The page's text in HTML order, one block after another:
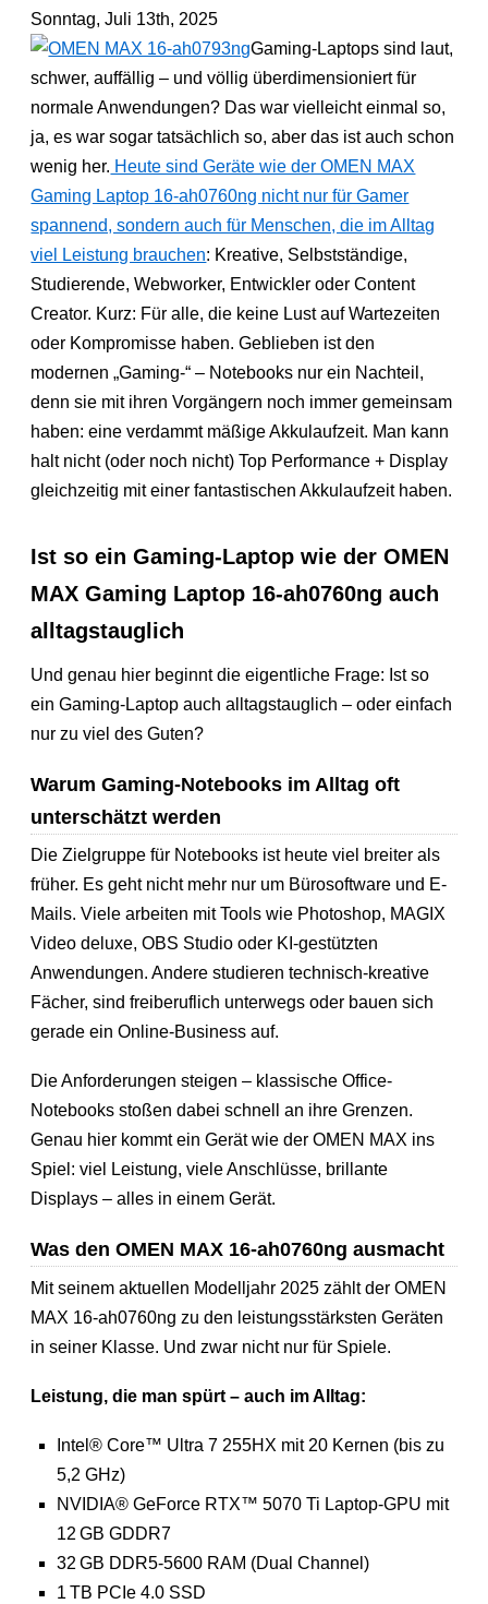
Sonntag, Juli 13th, 2025
Gaming-Laptops sind laut,
schwer, auffällig – und völlig überdimensioniert für
normale Anwendungen? Das war vielleicht einmal so,
ja, es war sogar tatsächlich so, aber das ist auch schon
wenig her. Heute sind Geräte wie der OMEN MAX
Gaming Laptop 16-ah0760ng nicht nur für Gamer
spannend, sondern auch für Menschen, die im Alltag
viel Leistung brauchen: Kreative, Selbstständige,
Studierende, Webworker, Entwickler oder Content
Creator. Kurz: Für alle, die keine Lust auf Wartezeiten
oder Kompromisse haben. Geblieben ist den
modernen „Gaming-“ – Notebooks nur ein Nachteil,
denn sie mit ihren Vorgängern noch immer gemeinsam
haben: eine verdammt mäßige Akkulaufzeit. Man kann
halt nicht (oder noch nicht) Top Performance + Display
gleichzeitig mit einer fantastischen Akkulaufzeit haben.
Ist so ein Gaming-Laptop wie der OMEN
MAX Gaming Laptop 16-ah0760ng auch
alltagstauglich
Und genau hier beginnt die eigentliche Frage: Ist so
ein Gaming-Laptop auch alltagstauglich – oder einfach
nur zu viel des Guten?
Warum Gaming-Notebooks im Alltag oft
unterschätzt werden
Die Zielgruppe für Notebooks ist heute viel breiter als
früher. Es geht nicht mehr nur um Bürosoftware und E-
Mails. Viele arbeiten mit Tools wie Photoshop, MAGIX
Video deluxe, OBS Studio oder KI-gestützten
Anwendungen. Andere studieren technisch-kreative
Fächer, sind freiberuflich unterwegs oder bauen sich
gerade ein Online-Business auf.
Die Anforderungen steigen – klassische Office-
Notebooks stoßen dabei schnell an ihre Grenzen.
Genau hier kommt ein Gerät wie der OMEN MAX ins
Spiel: viel Leistung, viele Anschlüsse, brillante
Displays – alles in einem Gerät.
Was den OMEN MAX 16-ah0760ng ausmacht
Mit seinem aktuellen Modelljahr 2025 zählt der OMEN
MAX 16-ah0760ng zu den leistungsstärksten Geräten
in seiner Klasse. Und zwar nicht nur für Spiele.
Leistung, die man spürt – auch im Alltag:
Intel® Core™ Ultra 7 255HX mit 20 Kernen (bis zu
5,2 GHz)
NVIDIA® GeForce RTX™ 5070 Ti Laptop-GPU mit
12 GB GDDR7
32 GB DDR5-5600 RAM (Dual Channel)
1 TB PCIe 4.0 SSD